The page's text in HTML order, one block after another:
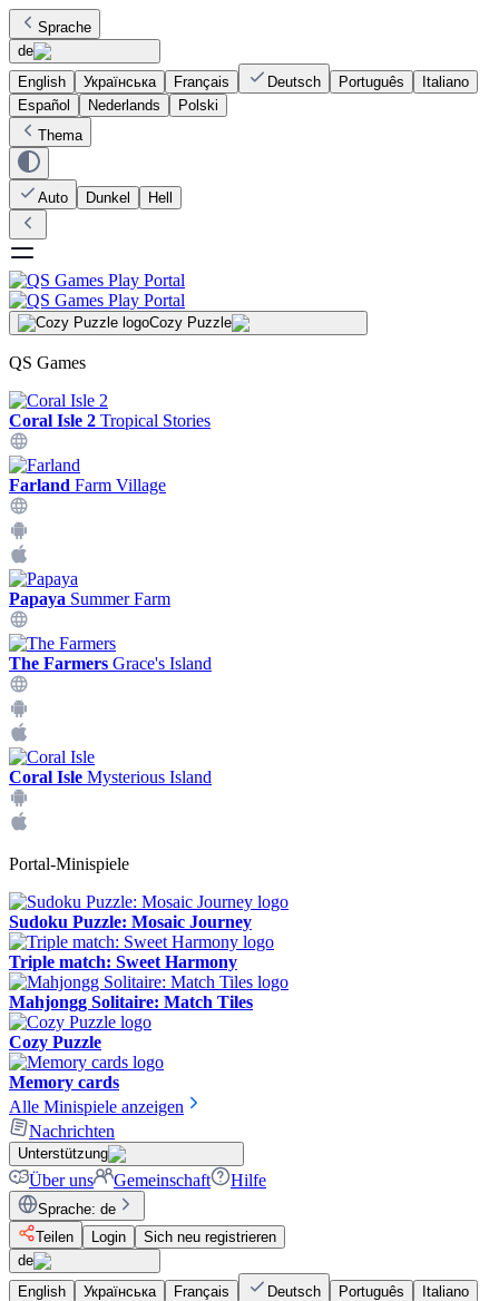
Sprache
de
English
Українська Français Deutsch Português
Italiano
Español
Nederlands
Polski
Thema
Auto Dunkel Hell
Cozy Puzzle
QS Games
Coral Isle 2 Tropical Stories
Farland Farm Village
Papaya Summer Farm
The Farmers Grace's Island
Coral Isle Mysterious Island
Portal-Minispiele
Sudoku Puzzle: Mosaic Journey
Triple match: Sweet Harmony
Mahjongg Solitaire: Match Tiles
Cozy Puzzle
Memory cards
Alle Minispiele anzeigen
Nachrichten
Unterstützung
Über uns Gemeinschaft Hilfe
Sprache: de
Teilen
Login
Sich neu registrieren
de
English
Українська Français Deutsch Português
Italiano